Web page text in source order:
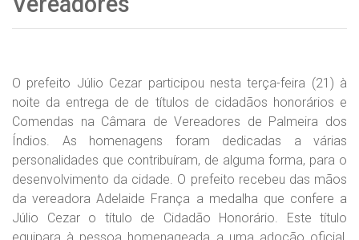
O prefeito Júlio Cezar participou nesta terça-feira (21) à
noite da entrega de de títulos de cidadãos honorários e
Comendas na Câmara de Vereadores de Palmeira dos
Índios. As homenagens foram dedicadas a várias
personalidades que contribuíram, de alguma forma, para o
desenvolvimento da cidade. O prefeito recebeu das mãos
da vereadora Adelaide França a medalha que confere a
Júlio Cezar o título de Cidadão Honorário. Este título